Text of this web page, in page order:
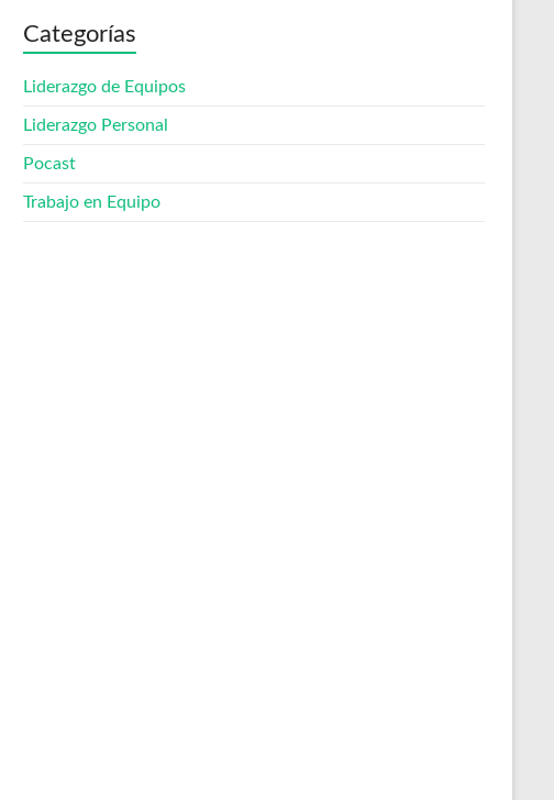
Categorías
Liderazgo de Equipos
Liderazgo Personal
Pocast
Trabajo en Equipo